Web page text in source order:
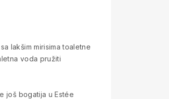
lakšim mirisima toaletne
voda pružiti
još bogatija u Estée